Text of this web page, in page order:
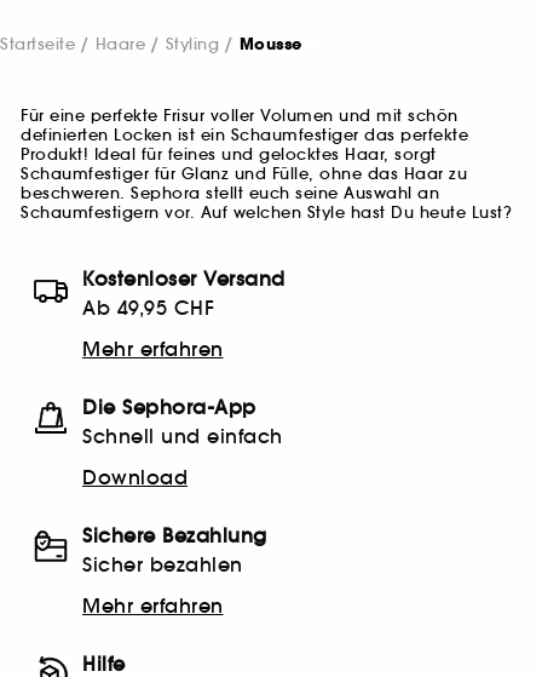
Startseite Haare Styling Mousse
Für eine perfekte Frisur voller Volumen und mit schön
definierten Locken ist ein Schaumfestiger das perfekte
Produkt! Ideal für feines und gelocktes Haar, sorgt
Schaumfestiger für Glanz und Fülle, ohne das Haar zu
beschweren. Sephora stellt euch seine Auswahl an
Schaumfestigern vor. Auf welchen Style hast Du heute Lust?
Kostenloser Versand
Ab 49,95 CHF
Mehr erfahren
Die Sephora-App
Schnell und einfach
Download
Sichere Bezahlung
Sicher bezahlen
Mehr erfahren
Hilfe